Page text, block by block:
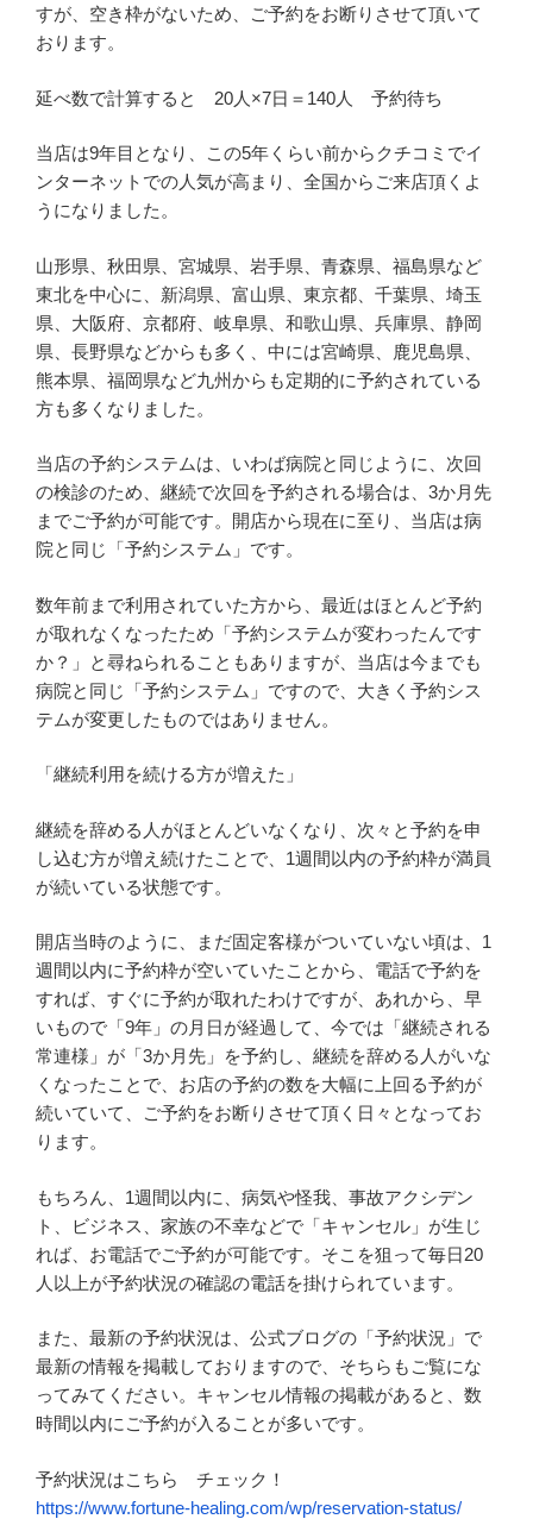
すが、空き枠がないため、ご予約をお断りさせて頂いて
おります。
延べ数で計算すると 20人×7日＝140人 予約待ち
当店は9年目となり、この5年くらい前からクチコミでイ
ンターネットでの人気が高まり、全国からご来店頂くよ
うになりました。
山形県、秋田県、宮城県、岩手県、青森県、福島県など
東北を中心に、新潟県、富山県、東京都、千葉県、埼玉
県、大阪府、京都府、岐阜県、和歌山県、兵庫県、静岡
県、長野県などからも多く、中には宮崎県、鹿児島県、
熊本県、福岡県など九州からも定期的に予約されている
方も多くなりました。
当店の予約システムは、いわば病院と同じように、次回
の検診のため、継続で次回を予約される場合は、3か月先
までご予約が可能です。開店から現在に至り、当店は病
院と同じ「予約システム」です。
数年前まで利用されていた方から、最近はほとんど予約
が取れなくなったため「予約システムが変わったんです
か？」と尋ねられることもありますが、当店は今までも
病院と同じ「予約システム」ですので、大きく予約シス
テムが変更したものではありません。
「継続利用を続ける方が増えた」
継続を辞める人がほとんどいなくなり、次々と予約を申
し込む方が増え続けたことで、1週間以内の予約枠が満員
が続いている状態です。
開店当時のように、まだ固定客様がついていない頃は、1
週間以内に予約枠が空いていたことから、電話で予約を
すれば、すぐに予約が取れたわけですが、あれから、早
いもので「9年」の月日が経過して、今では「継続される
常連様」が「3か月先」を予約し、継続を辞める人がいな
くなったことで、お店の予約の数を大幅に上回る予約が
続いていて、ご予約をお断りさせて頂く日々となってお
ります。
もちろん、1週間以内に、病気や怪我、事故アクシデン
ト、ビジネス、家族の不幸などで「キャンセル」が生じ
れば、お電話でご予約が可能です。そこを狙って毎日20
人以上が予約状況の確認の電話を掛けられています。
また、最新の予約状況は、公式ブログの「予約状況」で
最新の情報を掲載しておりますので、そちらもご覧にな
ってみてください。キャンセル情報の掲載があると、数
時間以内にご予約が入ることが多いです。
予約状況はこちら チェック！
https://www.fortune-healing.com/wp/reservation-status/